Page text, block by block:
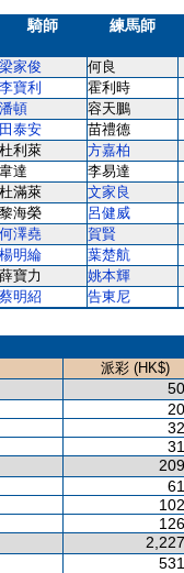
騎師 練馬師
梁家俊 何良
李寶利 霍利時
潘頓 容天鵬
田泰安 苗禮德
杜利萊 方嘉柏
韋達 李易達
杜滿萊 文家良
黎海榮 呂健威
何澤堯 賀賢
楊明綸 葉楚航
薛寶力 姚本輝
蔡明紹
告東尼
派彩 (HK$)